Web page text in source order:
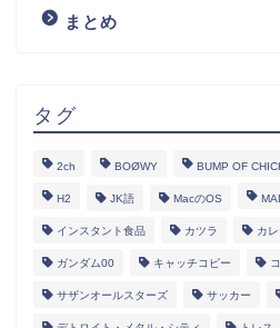
まとめ
タグ
2ch BOØWY BUMP OF
H2 JK語 MacのOS
インスタント食品 カツラ カ
ガンダム00 キャッチコピー
サザンオールスターズ サッカー